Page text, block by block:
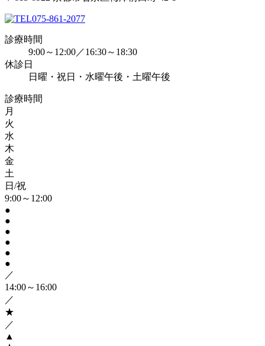
075-861-2077
診療時間
9:00～12:00／16:30～18:30
休診日
日曜・祝日・水曜午後・土曜午後
診療時間
月
火
水
木
金
土
日/祝
9:00～12:00
●
●
●
●
●
●
／
14:00～16:00
／
★
／
▲